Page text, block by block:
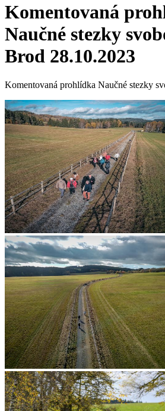
Komentovaná
Naučné stezky
Brod 28.10.2023
Komentovaná prohlídka Naučné stezky